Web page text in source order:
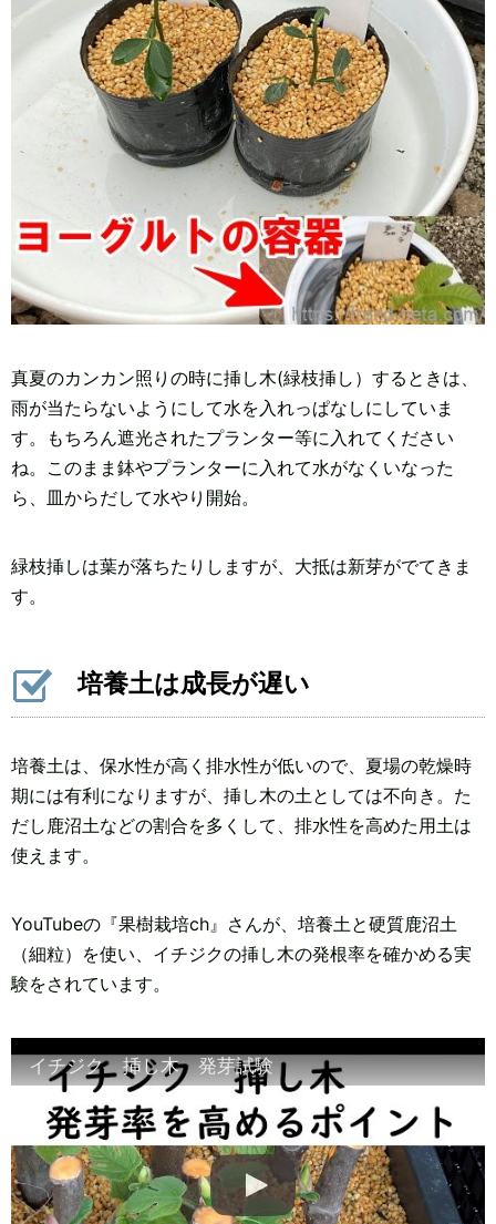
真夏のカンカン照りの時に挿し木(緑枝挿し）するときは、
雨が当たらないようにして水を入れっぱなしにしていま
す。もちろん遮光されたプランター等に入れてください
ね。このまま鉢やプランターに入れて水がなくいなった
ら、皿からだして水やり開始。
緑枝挿しは葉が落ちたりしますが、大抵は新芽がでてきま
す。
培養土は成長が遅い
培養土は、保水性が高く排水性が低いので、夏場の乾燥時
期には有利になりますが、挿し木の土としては不向き。た
だし鹿沼土などの割合を多くして、排水性を高めた用土は
使えます。
YouTubeの『果樹栽培ch』さんが、培養土と硬質鹿沼土
（細粒）を使い、イチジクの挿し木の発根率を確かめる実
験をされています。
イチジク 挿し木 発芽試験